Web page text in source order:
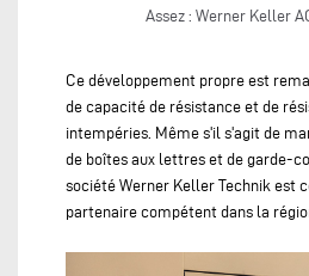
Assez : Werner Keller
Ce développement propre est
de capacité de résistance et de
intempéries. Même s'il s'agit de
de boîtes aux lettres et de garde-
société Werner Keller Technik est
partenaire compétent dans la